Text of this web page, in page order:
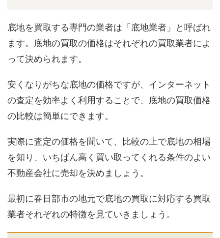
底地を買取する専門の業者は「底地業者」と呼ばれ
ます。底地の買取の価格はそれぞれの買取業者によ
って決められます。
安くなりがちな底地の価格ですが、インターネット
の査定を効率よく利用することで、底地の買取価格
の比較は簡単にできます。
実際に査定の価格を聞いて、比較の上で底地の相場
を知り、いちばん高く買い取ってくれる条件のよい
不動産会社に売却を決めましょう。
最初に春日部市の地元で底地の買取に対応する買取
業者それぞれの特徴を見ていきましょう。